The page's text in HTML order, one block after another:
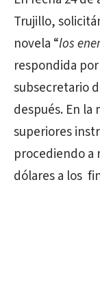
Trujillo,
novela “los
respondida
subsecretario
después. En
superiores
procediendo
dólares a los